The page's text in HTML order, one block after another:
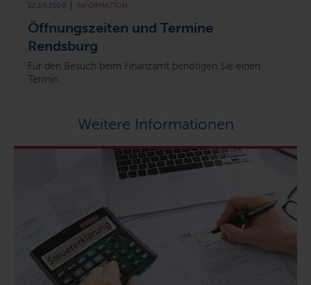
Öffnungszeiten und Termine
Rendsburg
22.10.2020 INFORMATION
Für den Besuch beim Finanzamt benötigen Sie einen
Termin.
Weitere Informationen